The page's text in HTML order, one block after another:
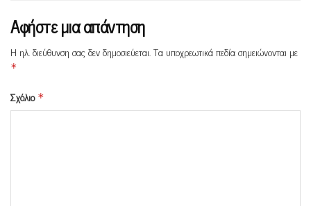
Αφήστε μια απάντηση
Η ηλ. διεύθυνση σας δεν δημοσιεύεται.Τα υποχρεωτικά πεδία σημειώνονται με
*
Σχόλιο *